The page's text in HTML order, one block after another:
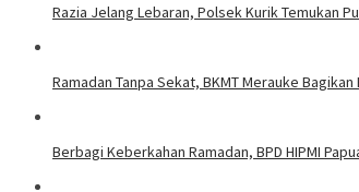
Razia Jelang Lebaran, Polsek Kurik Temukan
Ramadan Tanpa Sekat, BKMT Merauke
Berbagi Keberkahan Ramadan, BPD HIPMI